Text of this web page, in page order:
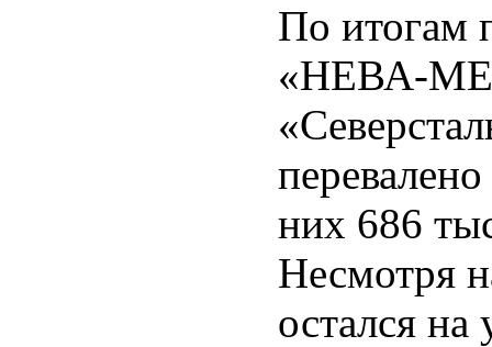
По итогам
«НЕВА-
них 686
Несмотря
остался